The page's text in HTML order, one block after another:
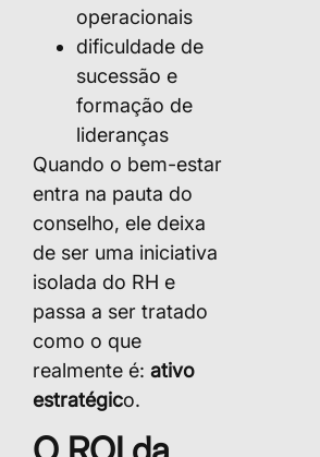
operacionais
dificuldade de
sucessão e
formação de
lideranças
Quando o bem-estar
entra na pauta do
conselho, ele deixa
de ser uma iniciativa
isolada do RH e
passa a ser tratado
como o que
realmente é: ativo
estratégico.